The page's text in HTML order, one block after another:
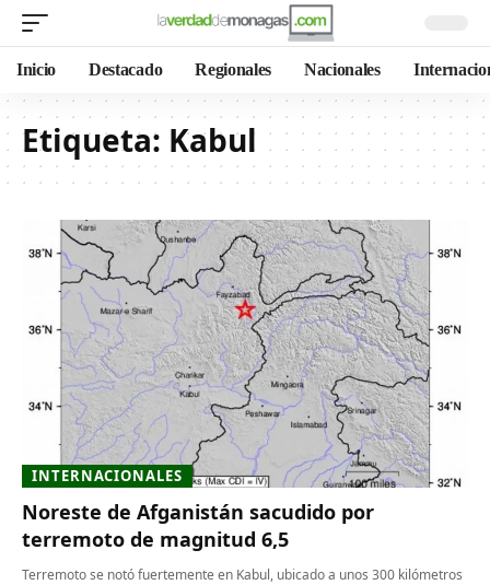
Inicio Destacado Regionales Nacionales
Etiqueta: Kabul
INTERNACIONALES
Noreste de Afganistán sacudido por
terremoto de magnitud 6,5
Terremoto se notó fuertemente en Kabul, ubicado a unos 300 kilómetros